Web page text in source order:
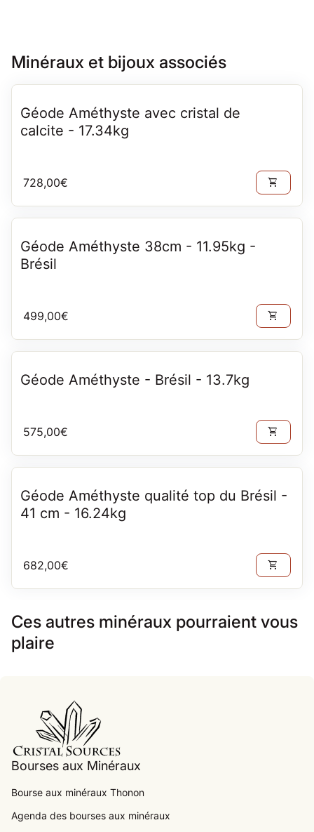
Minéraux et bijoux associés
Géode Améthyste avec cristal de
calcite - 17.34kg
Prix normal
728,00€ shopping_cart
Géode Améthyste 38cm - 11.95kg -
Brésil
Prix normal
499,00€ shopping_cart
Géode Améthyste - Brésil - 13.7kg
Prix normal
575,00€ shopping_cart
Géode Améthyste qualité top du Brésil -
41 cm - 16.24kg
Prix normal
682,00€ shopping_cart
Ces autres minéraux pourraient vous
plaire
Bourses aux Minéraux
Bourse aux minéraux Thonon
Agenda des bourses aux minéraux